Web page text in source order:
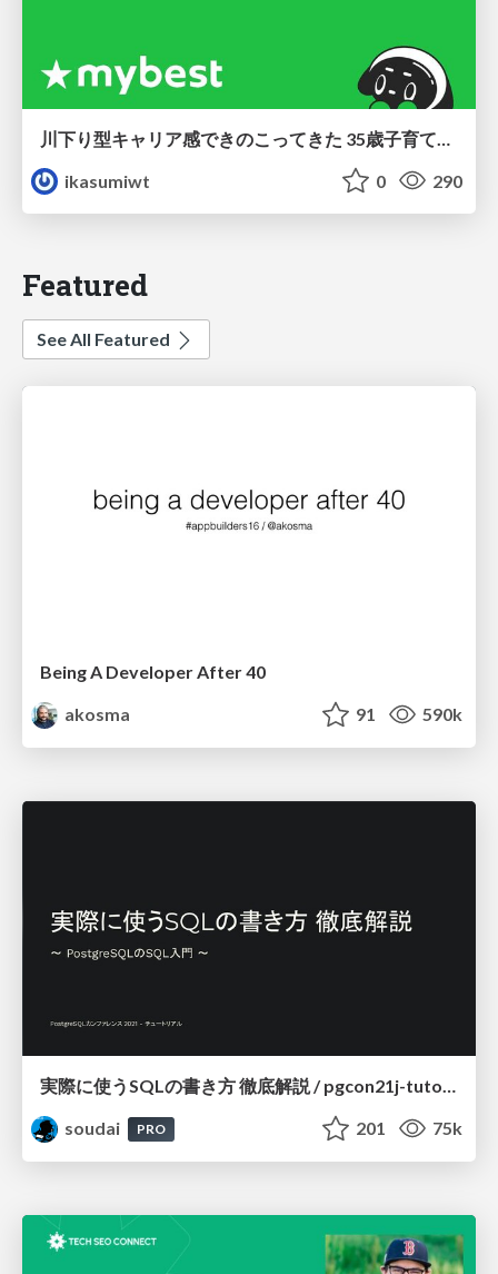
ikasumiwt
0 290
Featured
See All Featured
Being A Developer After 40
akosma
91 590k
実際に使うSQLの書き方 徹底解説 / pgcon21j-tutorial
soudai
PRO 201 75k